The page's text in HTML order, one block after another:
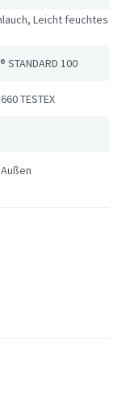
Leicht feuchtes
STANDARD 100
TESTEX